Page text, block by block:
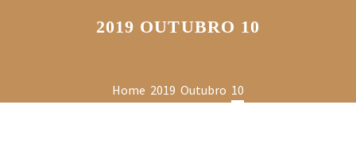
2019 OUTUBRO 10
Home 2019 Outubro 10